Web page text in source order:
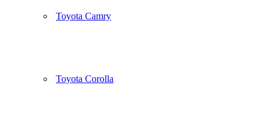
Toyota Camry
Toyota Corolla